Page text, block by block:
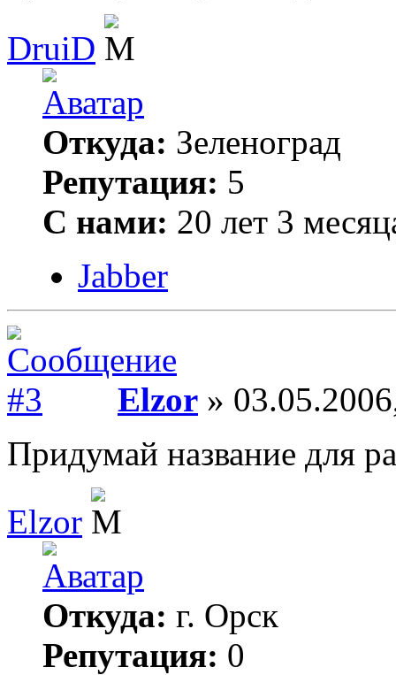
DruiD
Откуда: Зеленоград
Репутация: 5
С нами: 20 лет 3
Jabber
Elzor »
Придумай название для
Elzor
Откуда: г. Орск
Репутация: 0